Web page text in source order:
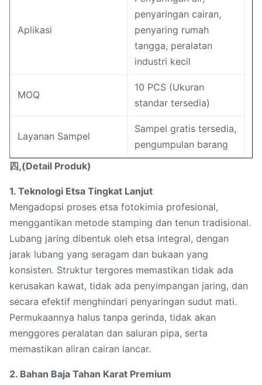
Aplikasi
penyaringan cairan,
penyaring rumah
tangga, peralatan
industri kecil
MOQ
10 PCS (Ukuran
standar tersedia)
Layanan Sampel
Sampel gratis tersedia,
pengumpulan barang
四,(Detail Produk)
1. Teknologi Etsa Tingkat Lanjut
Mengadopsi proses etsa fotokimia profesional,
menggantikan metode stamping dan tenun tradisional.
Lubang jaring dibentuk oleh etsa integral, dengan
jarak lubang yang seragam dan bukaan yang
konsisten. Struktur tergores memastikan tidak ada
kerusakan kawat, tidak ada penyimpangan jaring, dan
secara efektif menghindari penyaringan sudut mati.
Permukaannya halus tanpa gerinda, tidak akan
menggores peralatan dan saluran pipa, serta
memastikan aliran cairan lancar.
2. Bahan Baja Tahan Karat Premium